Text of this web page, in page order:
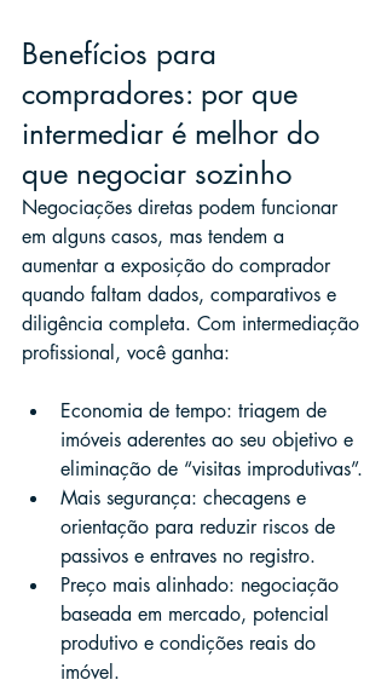
Benefícios para
compradores: por que
intermediar é melhor do
que negociar sozinho
Negociações diretas podem funcionar
em alguns casos, mas tendem a
aumentar a exposição do comprador
quando faltam dados, comparativos e
diligência completa. Com intermediação
profissional, você ganha:
Economia de tempo: triagem de
imóveis aderentes ao seu objetivo e
eliminação de “visitas improdutivas”.
Mais segurança: checagens e
orientação para reduzir riscos de
passivos e entraves no registro.
Preço mais alinhado: negociação
baseada em mercado, potencial
produtivo e condições reais do
imóvel.